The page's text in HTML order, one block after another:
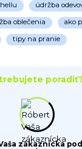
údržba
oblečenia ako
tipy na pranie
zákaznícka